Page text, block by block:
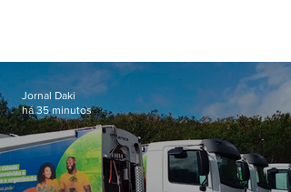
Jornal Daki
há 35 minutos